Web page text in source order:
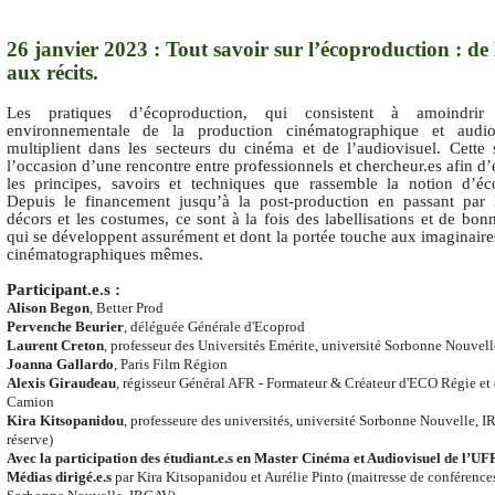
26 janvier 2023 : Tout savoir sur l’écoproduction : de
aux récits.
Les pratiques d’écoproduction, qui consistent à amoindrir
environnementale de la production cinématographique et
multiplient dans les secteurs du cinéma et de l’audiovisuel. Cette
l’occasion d’une rencontre entre professionnels et chercheur.es afin
les principes, savoirs et techniques que rassemble la notion
Depuis le financement jusqu’à la post-production en passant par
décors et les costumes, ce sont à la fois des labellisations et de
qui se développent assurément et dont la portée touche aux
cinématographiques mêmes.
Participant.e.s :
Alison Begon, Better Prod
Pervenche Beurier, déléguée Générale d'Ecoprod
Laurent Creton, professeur des Universités Emérite, université Sorbonne
Joanna Gallardo , Paris Film Région
Alexis Giraudeau, régisseur Général AFR - Formateur & Créateur d'ECO Régie
Camion
Kira Kitsopanidou, professeure des universités, université Sorbonne Nouvelle,
réserve)
Avec la participation des étudiant.e.sen Master Cinéma et Audiovisuel de
Médias dirigé.e.s par Kira Kitsopanidou et Aurélie Pinto (maitresse de